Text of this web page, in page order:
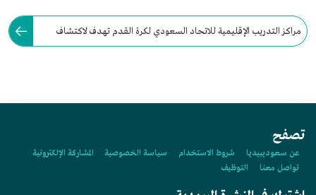
مراكز التدريب الإقليمية للاتحاد السعودي لكرة القدم تهدف لاكتشاف
تصفح
عن سعوديبيديا شروط الاستخدام سياسة الخصوصية
المشاركة الإلكترونية
تواصل معنا
التوظيف